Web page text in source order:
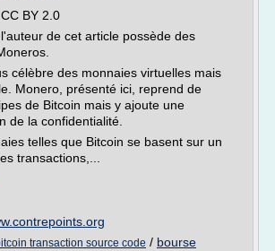
BY 2.0
de cet article possède des
célèbre des monnaies virtuelles mais
Monero, présenté ici, reprend de
de Bitcoin mais y ajoute une
de la confidentialité.
telles que Bitcoin se basent sur un
transactions,...
transaction source code / bourse